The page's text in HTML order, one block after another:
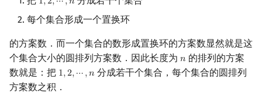
1,2,⋯,𝑛
1,2,⋯, n
每个集合形成一个置换环
的方案数．而一个集合的数形成置换环的方案数显然就是这
个集合大小的圆排列方案数．因此长度为 𝑛
n 的排列的方案
数就是：把 1,2,⋯,𝑛
1,2,⋯, n
分成若干个集合，每个集合的圆排列
方案数之积．